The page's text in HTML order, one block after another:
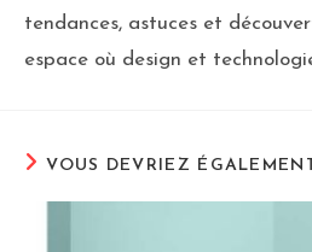
tendances, astuces et
espace où design et
VOUS DEVRIEZ